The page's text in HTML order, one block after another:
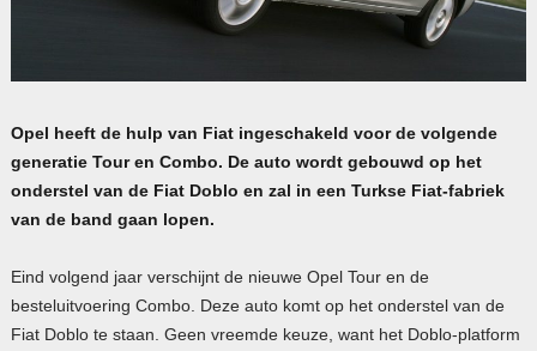
Opel heeft de hulp van Fiat ingeschakeld voor de volgende
generatie Tour en Combo. De auto wordt gebouwd op het
onderstel van de Fiat Doblo en zal in een Turkse Fiat-fabriek
van de band gaan lopen.
Eind volgend jaar verschijnt de nieuwe Opel Tour en de
besteluitvoering Combo. Deze auto komt op het onderstel van de
Fiat Doblo te staan. Geen vreemde keuze, want het Doblo-platform